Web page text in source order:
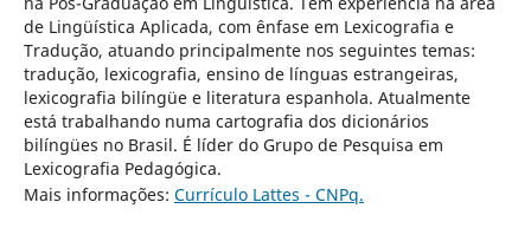
de Lingüística Aplicada, com ênfase em Lexicografia e
Tradução, atuando principalmente nos seguintes temas:
tradução, lexicografia, ensino de línguas estrangeiras,
lexicografia bilíngüe e literatura espanhola. Atualmente
está trabalhando numa cartografia dos dicionários
bilíngües no Brasil. É líder do Grupo de Pesquisa em
Lexicografia Pedagógica.
Mais informações: Currículo Lattes - CNPq.